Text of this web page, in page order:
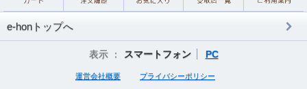
e-honトップへ
表示 ： スマートフォン PC
運営会社概要 プライバシーポリシー